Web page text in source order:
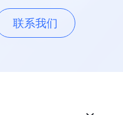
联系我们